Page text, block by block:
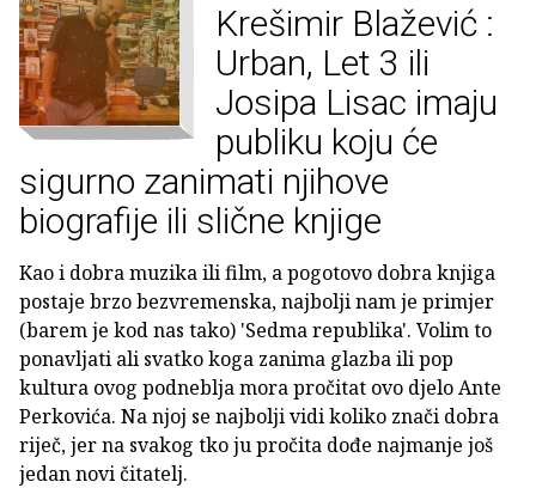
Krešimir Blažević :
Urban, Let 3 ili
Josipa Lisac imaju
publiku koju će
sigurno zanimati njihove
biografije ili slične knjige
Kao i dobra muzika ili film, a pogotovo dobra knjiga
postaje brzo bezvremenska, najbolji nam je primjer
(barem je kod nas tako) 'Sedma republika'. Volim to
ponavljati ali svatko koga zanima glazba ili pop
kultura ovog podneblja mora pročitat ovo djelo Ante
Perkovića. Na njoj se najbolji vidi koliko znači dobra
riječ, jer na svakog tko ju pročita dođe najmanje još
jedan novi čitatelj.